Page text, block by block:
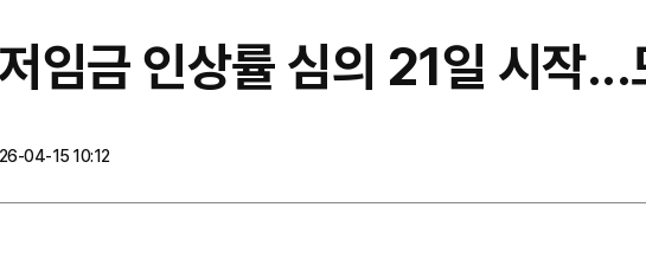
임금 인상률 심의 21일 시작...
04-15 10:12